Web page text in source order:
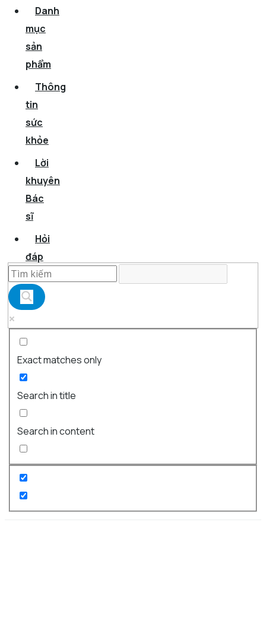
Danh
mục
sản
phẩm
Thông
tin
sức
khỏe
Lời
khuyên
Bác
sĩ
Hỏi
đáp
Exact matches only
Search in title
Search in content